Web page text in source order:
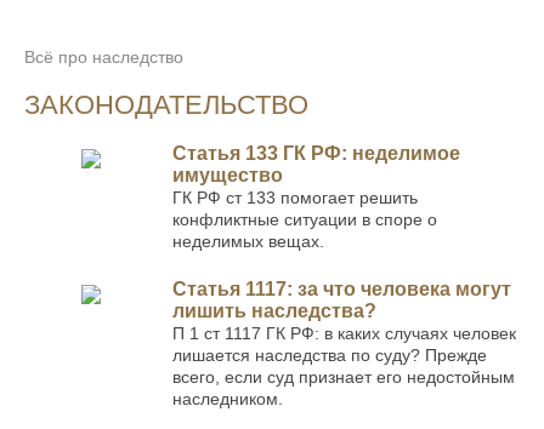
Всё про наследство
ЗАКОНОДАТЕЛЬСТВО
Статья 133 ГК РФ: неделимое
имущество
ГК РФ ст 133 помогает решить
конфликтные ситуации в споре о
неделимых вещах.
Статья 1117: за что человека могут
лишить наследства?
П 1 ст 1117 ГК РФ: в каких случаях человек
лишается наследства по суду? Прежде
всего, если суд признает его недостойным
наследником.